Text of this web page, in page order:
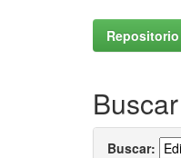
Repositorio
Buscar
Buscar: